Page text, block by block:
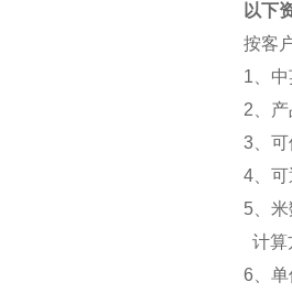
以下
按客
1、
2、
3、
4、
5、
计算
6、